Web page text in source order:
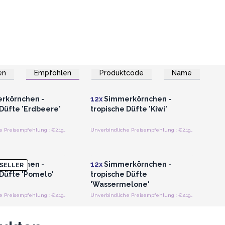
Empfohlen Produktcode Name
oder Registrieren
-
'Erdbeere'
Unverbindliche Preisempfehlung : €2.19/Beutel
Anmelden oder Registrieren
für Großhandelspreise
12xSimmerkörnchen -
tropische Düfte 'Kiwi'
-
'Pomelo'
Unverbindliche Preisempfehlung : €2.19/Beutel
12xSimmerkörnchen -
tropische Düfte
'Wassermelone'